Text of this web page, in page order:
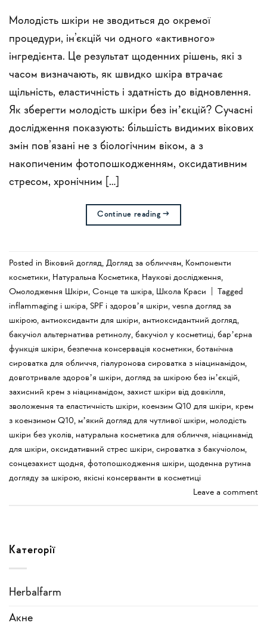
Молодість шкіри не зводиться до окремої
процедури, ін’єкцій чи одного «активного»
інгредієнта. Це результат щоденних рішень, які з
часом визначають, як швидко шкіра втрачає
щільність, еластичність і здатність до відновлення.
Як зберегти молодість шкіри без інʼєкцій? Сучасні
дослідження показують: більшість видимих вікових
змін пов’язані не з біологічним віком, а з
накопиченим фотопошкодженням, оксидативним
стресом, хронічним […]
Continue reading→
Posted in Віковий догляд, Догляд за обличчям, Компоненти
косметики, Натуральна Косметика, Наукові дослідження,
Омолодження Шкіри, Сонце та шкіра, Школа Краси
Tagged
inflammaging і шкіра, SPF і здоровʼя шкіри, vesna догляд за
шкірою, антиоксиданти для шкіри, антиоксидантний догляд,
бакучіол альтернатива ретинолу, бакучіол у косметиці, барʼєрна
функція шкіри, безпечна консервація косметики, ботанічна
сироватка для обличчя, гіалуронова сироватка з ніацинамідом,
довготривале здоровʼя шкіри, догляд за шкірою без інʼєкцій,
захисний крем з ніацинамідом, захист шкіри від довкілля,
зволоження та еластичність шкіри, коензим Q10 для шкіри, крем
з коензимом Q10, мʼякий догляд для чутливої шкіри, молодість
шкіри без уколів, натуральна косметика для обличчя, ніацинамід
для шкіри, оксидативний стрес шкіри, сироватка з бакучіолом,
сонцезахист щодня, фотопошкодження шкіри, щоденна рутина
догляду за шкірою, якісні консерванти в косметиці
Leave a comment
Категорії
Herbalfarm
Акне